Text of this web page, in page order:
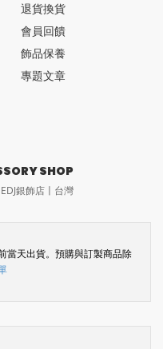
退貨換貨
會員回饋
飾品保養
專題文章
SHOP
EDJ銀飾店〡台灣
當天出貨。預購與訂製商品除